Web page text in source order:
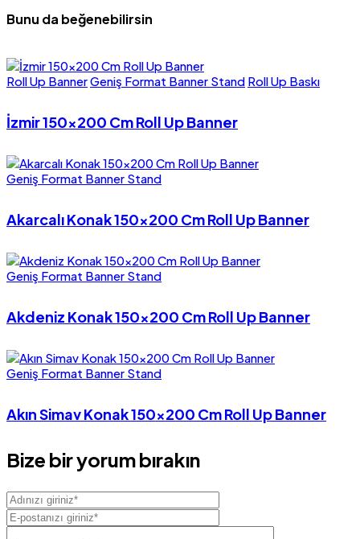
Bunu da beğenebilirsin
Roll Up BannerGeniş Format Banner Stand Roll Up Baskı
İzmir 150×200 Cm Roll Up Banner
Geniş Format Banner Stand
Akarcalı Konak 150×200 Cm Roll Up Banner
Geniş Format Banner Stand
Akdeniz Konak 150×200 Cm Roll Up Banner
Geniş Format Banner Stand
Akın Simav Konak 150×200 Cm Roll Up Banner
Bize bir yorum bırakın